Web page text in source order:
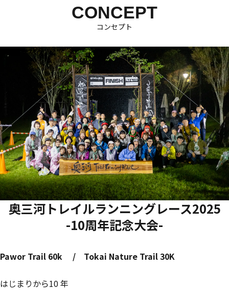
CONCEPT
コンセプト
奥三河トレイルランニングレース2025
-10周年記念⼤会-
Pawor Trail 60k / Tokai Nature Trail 30K
はじまりから10 年